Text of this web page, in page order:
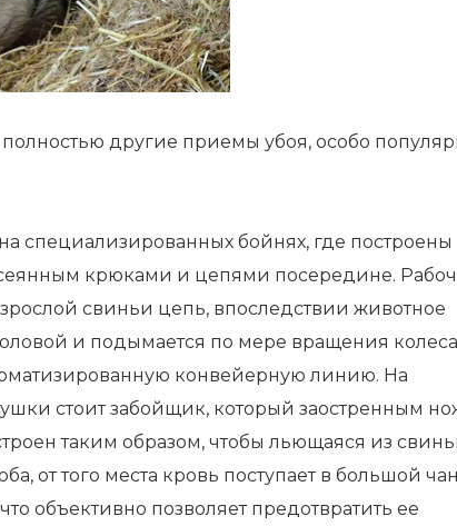
другие приемы убоя, особо
специализированных бойнях, где построены
крюками и цепями посередине.
свиньи цепь, впоследствии животное
и подымается по мере вращения колеса
конвейерную линию. На
стоит забойщик, который заостренным
таким образом, чтобы льющаяся из
от того места кровь поступает в большой
объективно позволяет предотвратить ее